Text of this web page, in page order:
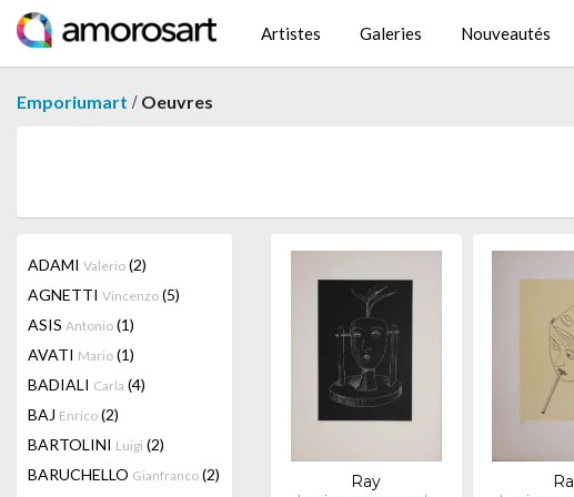
Artistes Galeries Nouveautés
Emporiumart / Oeuvres
ADAMI Valerio (2)
AGNETTI Vincenzo (5)
ASIS Antonio (1)
AVATI Mario (1)
BADIALI Carla (4)
BAJ Enrico (2)
BARTOLINI Luigi (2)
BARUCHELLO Gianfranco (2)
Ray